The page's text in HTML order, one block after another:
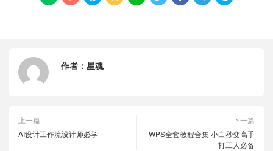
作者： 星魂
上一篇
AI设计工作流设计师必学
下一篇
WPS全套教程合集 小白秒变高手
打工人必备